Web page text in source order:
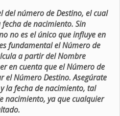
del número de Destino, el cual
de nacimiento. Sin
no es el único que influye en
fundamental el Número de
a partir del Nombre
en cuenta que el Número de
el Número Destino. Asegúrate
la fecha de nacimiento, tal
nacimiento, ya que cualquier